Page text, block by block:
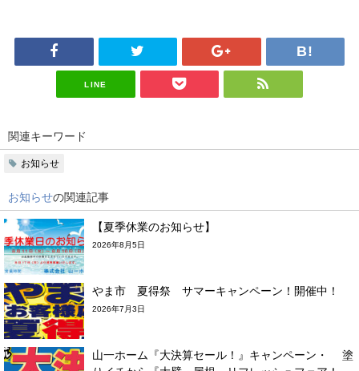
LINE
関連キーワード
お知らせ
お知らせの関連記事
【夏季休業のお知らせ】
2026年8月5日
やま市 夏得祭 サマーキャンペーン！開催中！
2026年7月3日
山一ホーム『大決算セール！』キャンペーン・ 塗